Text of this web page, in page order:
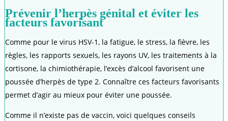
Prévenir l’herpès génital et éviter les
facteurs favorisant
Comme pour le virus HSV-1, la fatigue, le stress, la fièvre, les
règles, les rapports sexuels, les rayons UV, les traitements à la
cortisone, la chimiothérapie, l’excès d’alcool favorisent une
poussée d’herpès de type 2. Connaître ces facteurs favorisants
permet d’agir au mieux pour éviter une poussée.
Comme il n’existe pas de vaccin, voici quelques conseils